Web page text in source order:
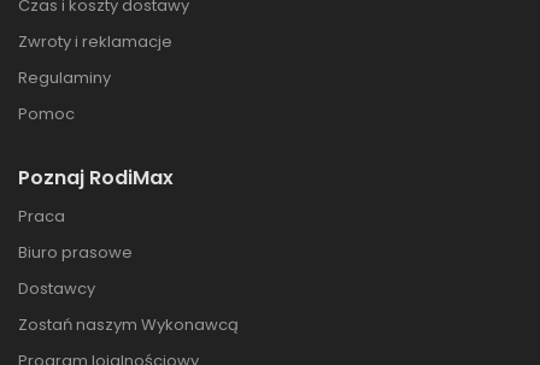
Czas i koszty dostawy
Zwroty i reklamacje
Regulaminy
Pomoc
Poznaj RodiMax
Praca
Biuro prasowe
Dostawcy
Zostań naszym Wykonawcą